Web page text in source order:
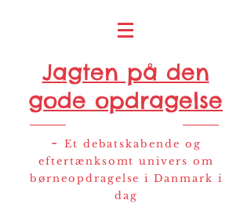
Jagten på den
gode opdragelse
- Et debatskabende og
eftertænksomt univers om
børneopdragelse i Danmark i
dag